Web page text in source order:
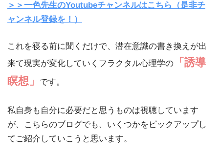
＞＞一色先生のYoutubeチャンネルはこちら（是非チ
ャンネル登録を！）
これを寝る前に聞くだけで、潜在意識の書き換えが出
来て現実が変化していくフラクタル心理学の
「誘導
瞑想」
です。
私自身も自分に必要だと思うものは視聴しています
が、こちらのブログでも、いくつかをピックアップし
てご紹介していこうと思います。